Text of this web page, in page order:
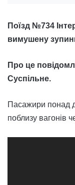
Поїзд №734
вимушену
Про це
Суспільне.
Пасажири понад
поблизу вагонів